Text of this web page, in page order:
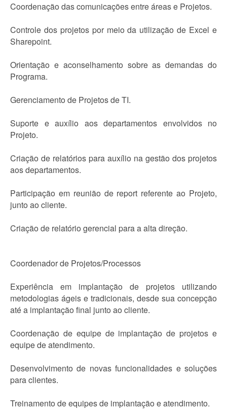
Coordenação das comunicações entre áreas e Projetos.
Controle dos projetos por meio da utilização de Excel e
Sharepoint.
Orientação e aconselhamento sobre as demandas do
Programa.
Gerenciamento de Projetos de TI.
Suporte e auxílio aos departamentos envolvidos no
Projeto.
Criação de relatórios para auxílio na gestão dos projetos
aos departamentos.
Participação em reunião de report referente ao Projeto,
junto ao cliente.
Criação de relatório gerencial para a alta direção.
Coordenador de Projetos/Processos
Experiência em implantação de projetos utilizando
metodologias ágeis e tradicionais, desde sua concepção
até a implantação final junto ao cliente.
Coordenação de equipe de implantação de projetos e
equipe de atendimento.
Desenvolvimento de novas funcionalidades e soluções
para clientes.
Treinamento de equipes de implantação e atendimento.